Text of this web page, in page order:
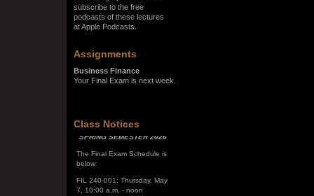
subscribe to the free
podcasts of these lectures
at Apple Podcasts.
Assignments
Business Finance
Your Final Exam is next week.
Class Notices
SPRING SEMESTER 2026
The Final Exam Schedule is
FIL 240-001: Thursday, May
FIL 240-002: Monday, May